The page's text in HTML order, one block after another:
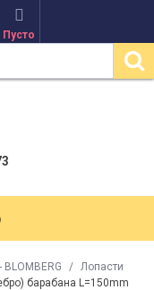
Пусто
BLOMBERG / Лопасти
барабана L=150mm